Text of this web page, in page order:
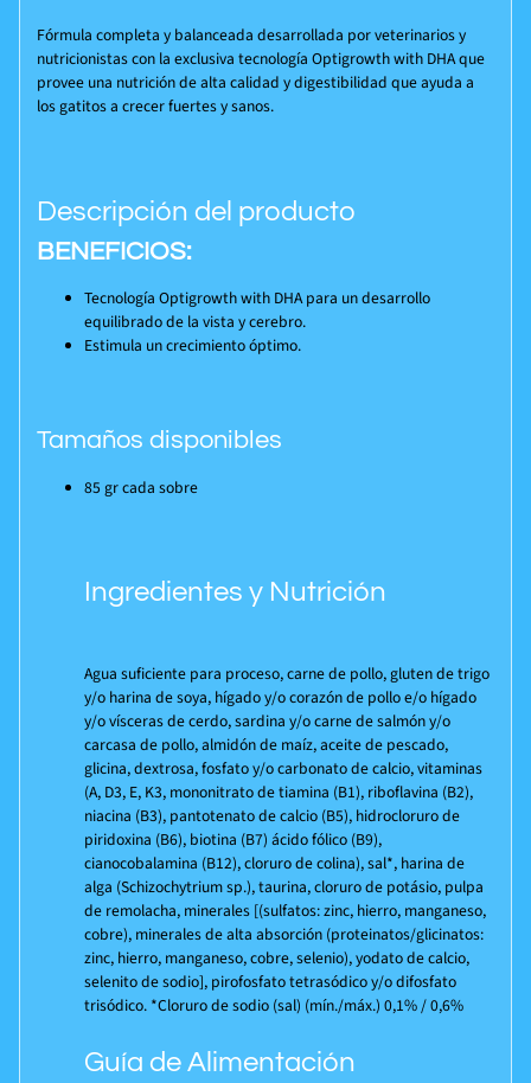
Fórmula completa y balanceada desarrollada por veterinarios y
nutricionistas con la exclusiva tecnología Optigrowth with DHA que
provee una nutrición de alta calidad y digestibilidad que ayuda a
los gatitos a crecer fuertes y sanos.
Descripción del producto
BENEFICIOS:
Tecnología Optigrowth with DHA para un desarrollo
equilibrado de la vista y cerebro.
Estimula un crecimiento óptimo.
Tamaños disponibles
85 gr cada sobre
Ingredientes y Nutrición
Agua suficiente para proceso, carne de pollo, gluten de trigo
y/o harina de soya, hígado y/o corazón de pollo e/o hígado
y/o vísceras de cerdo, sardina y/o carne de salmón y/o
carcasa de pollo, almidón de maíz, aceite de pescado,
glicina, dextrosa, fosfato y/o carbonato de calcio, vitaminas
(A, D3, E, K3, mononitrato de tiamina (B1), riboflavina (B2),
niacina (B3), pantotenato de calcio (B5), hidrocloruro de
piridoxina (B6), biotina (B7) ácido fólico (B9),
cianocobalamina (B12), cloruro de colina), sal*, harina de
alga (Schizochytrium sp.), taurina, cloruro de potásio, pulpa
de remolacha, minerales [(sulfatos: zinc, hierro, manganeso,
cobre), minerales de alta absorción (proteinatos/glicinatos:
zinc, hierro, manganeso, cobre, selenio), yodato de calcio,
selenito de sodio], pirofosfato tetrasódico y/o difosfato
trisódico. *Cloruro de sodio (sal) (mín./máx.) 0,1% / 0,6%
Guía de Alimentación